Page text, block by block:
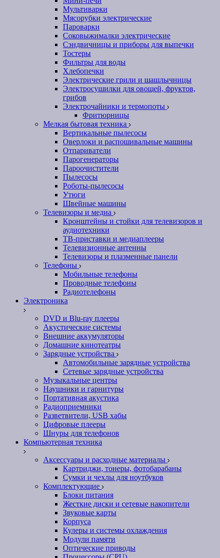
Мультиварки
Мясорубки электрические
Пароварки
Соковыжималки электрические
Сэндвичницы и приборы для выпечки
Тостеры
Фильтры для воды
Хлебопечки
Электрические грили и шашлычницы
Электросушилки для овощей, фруктов,
грибов
Электрочайники и термопоты
Фритюрницы
Мелкая бытовая техника
Вертикальные пылесосы
Оверлоки и распошивальные машины
Отпариватели
Парогенераторы
Пароочистители
Пылесосы
Роботы-пылесосы
Утюги
Швейные машины
Телевизоры и медиа
Кронштейны и стойки для телевизоров и
аудиотехники
ТВ-приставки и медиаплееры
Телевизионные антенны
Телевизоры и плазменные панели
Телефоны
Мобильные телефоны
Проводные телефоны
Радиотелефоны
Электроника
DVD и Blu-ray плееры
Акустические системы
Внешние аккумуляторы
Домашние кинотеатры
Зарядные устройства
Автомобильные зарядные устройства
Сетевые зарядные устройства
Музыкальные центры
Наушники и гарнитуры
Портативная акустика
Радиоприемники
Разветвители, USB хабы
Цифровые плееры
Шнуры для телефонов
Компьютерная техника
Аксессуары и расходные материалы
Картриджи, тонеры, фотобарабаны
Сумки и чехлы для ноутбуков
Комплектующие
Блоки питания
Жесткие диски и сетевые накопители
Звуковые карты
Корпуса
Кулеры и системы охлаждения
Модули памяти
Оптические приводы